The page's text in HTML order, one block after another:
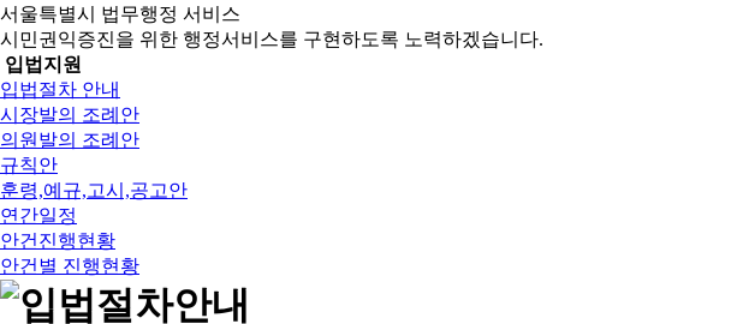
서울특별시 법무행정 서비스
시민권익증진을 위한 행정서비스를 구현하도록 노력하겠습니다.
입법지원
입법절차 안내
시장발의 조례안
의원발의 조례안
규칙안
훈령,예규,고시,공고안
연간일정
안건진행현황
안건별 진행현황